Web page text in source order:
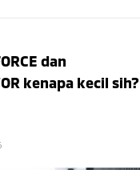
dan
kenapa kecil sih?